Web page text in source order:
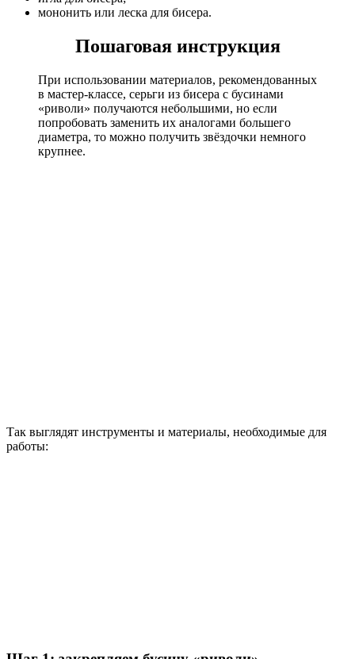
мононить или леска для бисера.
Пошаговая инструкция
При использовании материалов, рекомендованных
в мастер-классе, серьги из бисера с бусинами
«риволи» получаются небольшими, но если
попробовать заменить их аналогами большего
диаметра, то можно получить звёздочки немного
крупнее.
Так выглядят инструменты и материалы, необходимые для
работы: